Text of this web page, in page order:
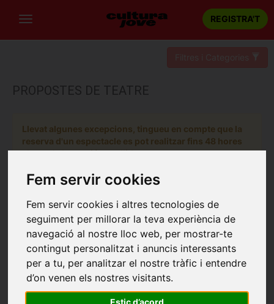
Fem servir cookies
Fem servir cookies i altres tecnologies de
seguiment per millorar la teva experiència de
navegació al nostre lloc web, per mostrar-te
contingut personalitzat i anuncis interessants
per a tu, per analitzar el nostre tràfic i entendre
d’on venen els nostres visitants.
REGISTRA'T
PROPOSTES DE TEATRE
Llevat algunes excepcions, tingueu en compte que la
reserva d'un espectacle es pot realitzar fins 48 hores
abans de la sessió escollida.